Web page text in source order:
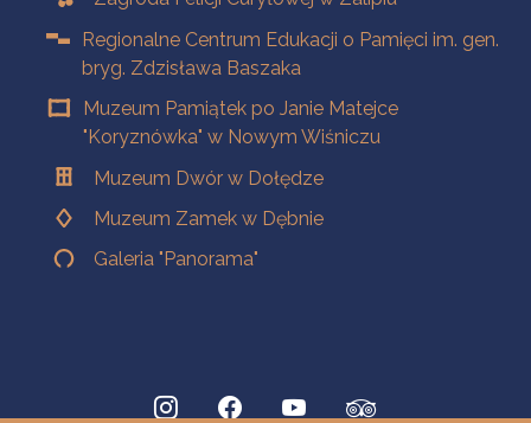
Regionalne Centrum Edukacji o Pamięci im. gen.
bryg. Zdzisława Baszaka
Muzeum Pamiątek po Janie Matejce
"Koryznówka" w Nowym Wiśniczu
Muzeum Dwór w Dołędze
Muzeum Zamek w Dębnie
Galeria "Panorama"